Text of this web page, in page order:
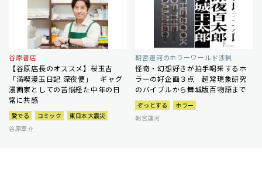
谷原書店
【谷原店長のオススメ】桜玉吉
「満喫漫玉日記 深夜便」 ギャグ
漫画家としての苦悩経た中年の日
常に共感
愛でる コミック
東日本大震災
谷原章介
朝宮運河のホラーワールド渉猟
怪奇・幻想好きが拍手喝采するホ
ラーの好企画３点 超常現象研究
のバイブルから舞城版百物語まで
ぞっとする
ホラー
朝宮運河